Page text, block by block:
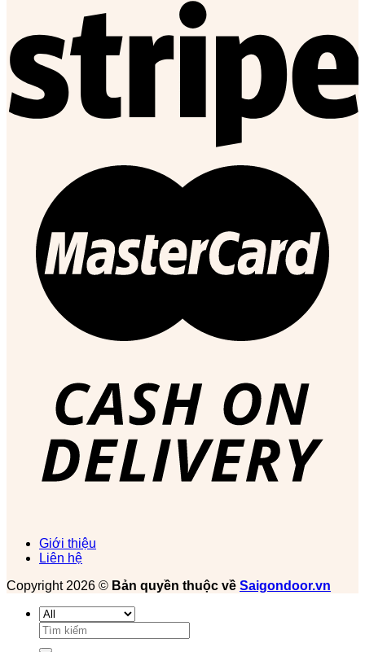
Giới thiệu
Liên hệ
Copyright 2026 © Bản quyền thuộc về Saigondoor.vn
Tìm
kiếm: